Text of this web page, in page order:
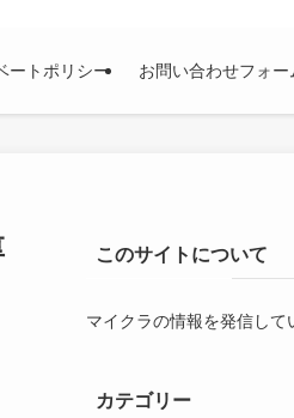
ートポリシー お問い合わせフォー
このサイトについて
マイクラの情報を発信して
カテゴリー